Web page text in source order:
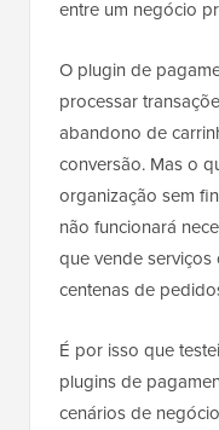
entre um negócio
O plugin de
processar
abandono de
conversão. Mas o
organização sem
não funcionará
que vende
centenas de
É por isso que
plugins de
cenários de